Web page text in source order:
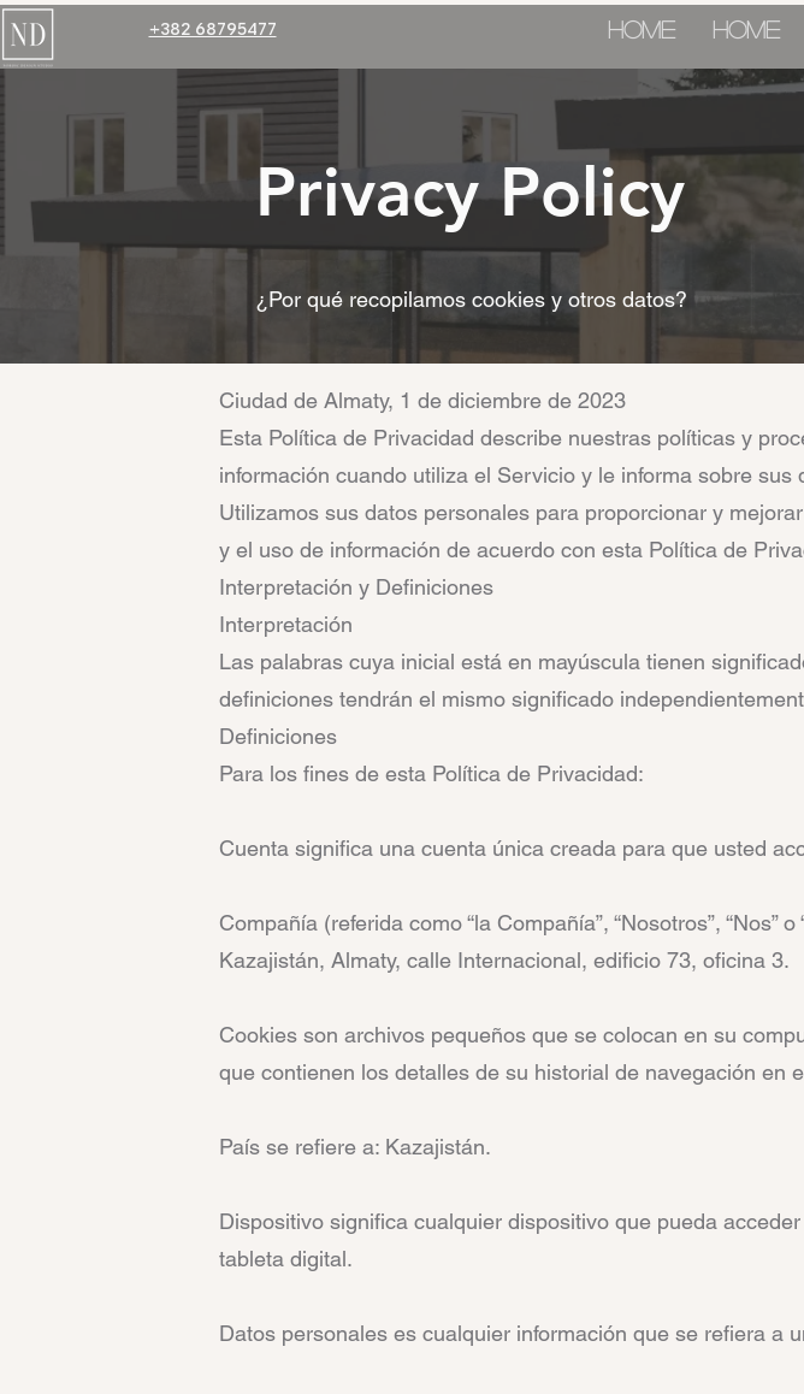
HOME HOME
+382 68795477
Privacy Policy
¿Por qué recopilamos cookies y otros datos?
Ciudad de Almaty, 1 de diciembre de 2023
Esta Política de Privacidad describe nuestras políticas y
información cuando utiliza el Servicio y le informa sobre
Utilizamos sus datos personales para proporcionar y
y el uso de información de acuerdo con esta Política de
Interpretación y Definiciones
Interpretación
Las palabras cuya inicial está en mayúscula tienen
definiciones tendrán el mismo significado
Definiciones
Para los fines de esta Política de Privacidad:
Cuenta significa una cuenta única creada para que usted
Compañía (referida como “la Compañía”, “Nosotros”,
Kazajistán, Almaty, calle Internacional, edificio 73, oficina 3.
Cookies son archivos pequeños que se colocan en su
que contienen los detalles de su historial de navegación en
País se refiere a: Kazajistán.
Dispositivo significa cualquier dispositivo que pueda
tableta digital.
Datos personales es cualquier información que se refiera a